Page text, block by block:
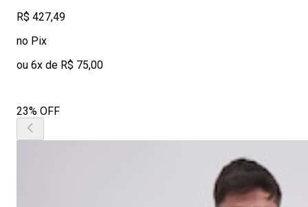
R$ 427,49
no Pix
ou 6x de R$ 75,00
23% OFF